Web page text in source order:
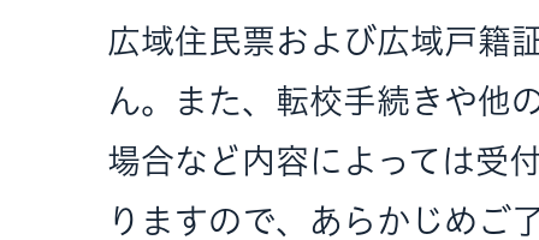
広域住民票および広域戸籍
ん。また、転校手続きや他
場合など内容によっては受
りますので、あらかじめご